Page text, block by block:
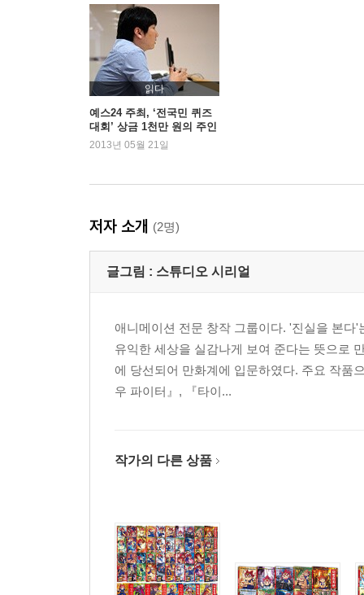
읽다
예스24 주최, ‘전국민 퀴즈
대회’ 상금 1천만 원의 주인
공은?
2013년 05월 21일
저자 소개 (2명)
글그림 : 스튜디오 시리얼
애니메이션 전문 창작 그룹이다. '진실을 본다
유익한 세상을 실감나게 보여 준다는 뜻으로
에 당선되어 만화계에 입문하였다. 주요 작품
우 파이터』, 『타이...
작가의 다른 상품